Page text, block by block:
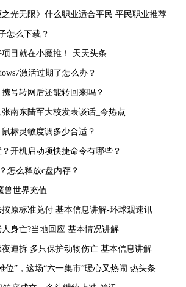
光无限》什么职业适合平民 平民职业推荐
怎么下载？
目就在小魔推！ 天天头条
激活过期了怎么办？
号转网后还能转回来吗？
南东陆军大校发表谈话_今热点
标灵敏度调多少合适？
开机启动项快捷命令有哪些？
怎么释放c盘内存？
兽世界充值
原标准兑付 基本信息讲解-环球观速讯
身亡?当地回应 基本情况讲解
遭拆 多只保护动物伤亡 基本信息讲解
位”，这场“六一集市”暖心又热闹 热头条